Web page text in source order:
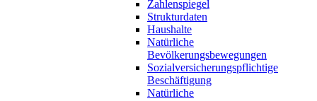
Zahlenspiegel
Strukturdaten
Haushalte
Natürliche
Bevölkerungsbewegungen
Sozialversicherungspflichtige
Beschäftigung
Natürliche